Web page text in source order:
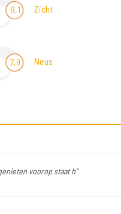
8,1 Zicht
7,9 Neus
voorop staat h"